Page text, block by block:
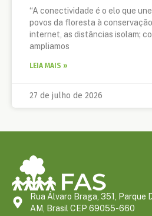
“A conectividade é o elo que
povos da floresta à
internet, as distâncias isolam;
ampliamos
LEIA MAIS »
27 de julho de 2026
Rua Álvaro Braga, 351, Parque
AM, Brasil CEP 69055-660